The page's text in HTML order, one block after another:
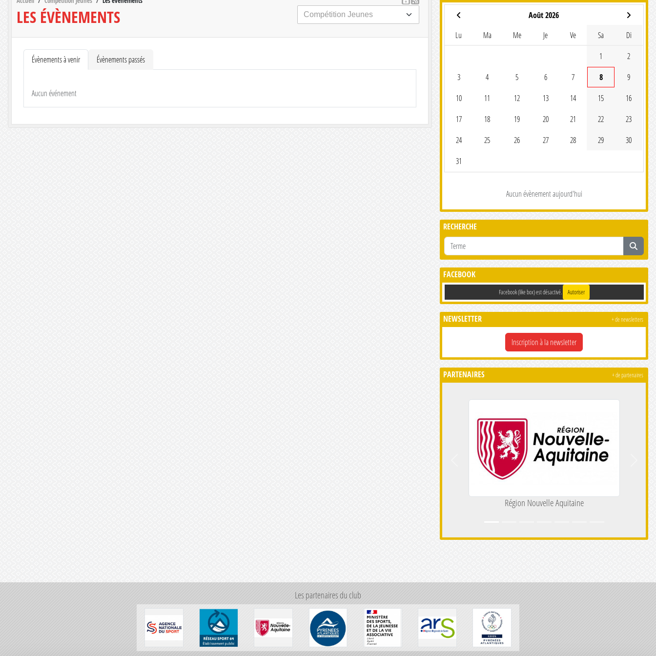
LES ÉVÈNEMENTS
Évènements à venir Évènements passés
Aucun événement
Août 2026
Lu Ma Me Je Ve Sa Di
1 2
3 4 5 6 7 8 9
10 11 12 13 14 15 16
17 18 19 20 21 22 23
24 25 26 27 28 29 30
31
Aucun évènement aujourd'hui
RECHERCHE
FACEBOOK
Facebook (like box) est désactivé. Autoriser
NEWSLETTER
Inscription à la newsletter
+ de newsletters
PARTENAIRES
Région Nouvelle Aquitaine
Suivant
+ de partenaires
Les partenaires du club